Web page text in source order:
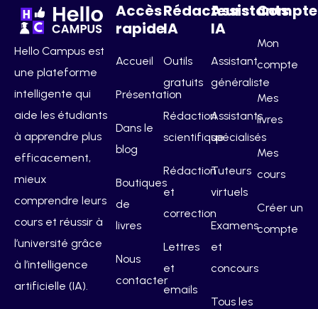
Hello Campus est
une plateforme
intelligente qui
aide les étudiants
à apprendre plus
efficacement,
mieux
comprendre leurs
cours et réussir à
l’université grâce
à l’intelligence
artificielle (IA).
Accès
rapide
Accueil
Présentation
Dans le
blog
Boutiques
de
livres
Nous
contacter
Rédacteurs
IA
Outils
gratuits
Rédaction
scientifique
Rédaction
et
correction
Lettres
et
emails
Assistants
IA
Assistant
généraliste
Assistants
spécialisés
Tuteurs
virtuels
Examens
et
concours
Tous les
Compte
Mon
compte
Mes
livres
Mes
cours
Créer un
compte